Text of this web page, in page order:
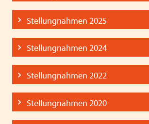
Stellungnahmen 2025
Stellungnahmen 2024
Stellungnahmen 2022
Stellungnahmen 2020